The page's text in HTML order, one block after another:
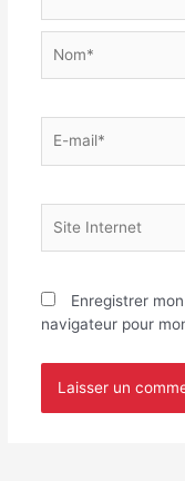
Enregistrer
navigateur pour